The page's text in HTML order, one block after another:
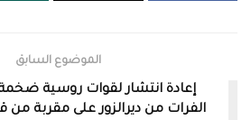
الموضوع السابق
إعادة انتشار لقوات روسية
الفرات من ديرالزور على مقربة من